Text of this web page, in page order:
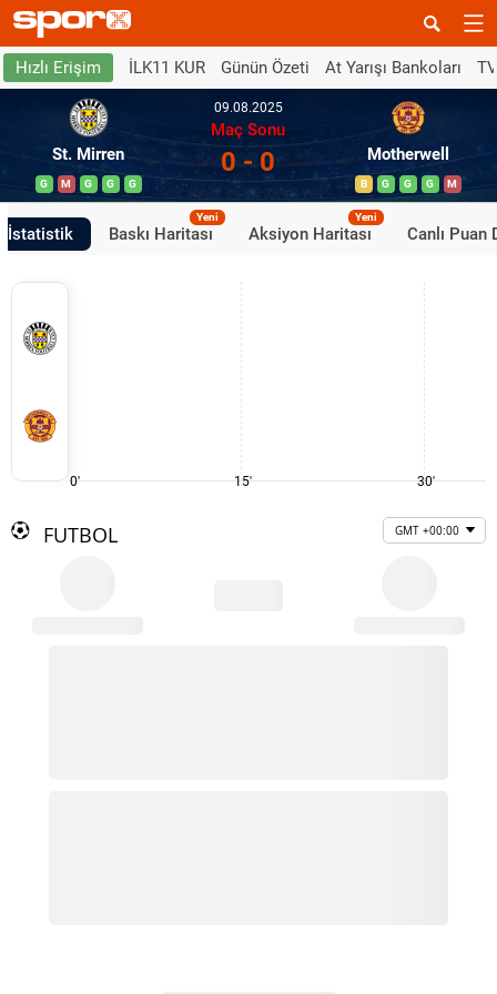
Hızlı Erişim İLK11 KUR Günün Özeti At Yarışı Bankoları
St. Mirren
G M G G G
09.08.2025
Maç Sonu
0 - 0 Motherwell
B G G G M
İstatistik Baskı Haritası
Yeni
Aksiyon Haritası
Yeni
Canlı Puan
0' 15' 30'
FUTBOL GMT +00:00